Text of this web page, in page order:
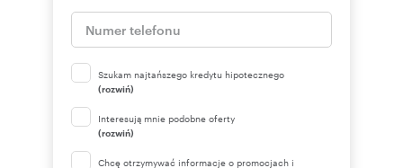
Szukam najtańszego kredytu hipotecznego
(rozwiń)
Interesują mnie podobne oferty
(rozwiń)
Chcę otrzymywać informacje o promocjach i